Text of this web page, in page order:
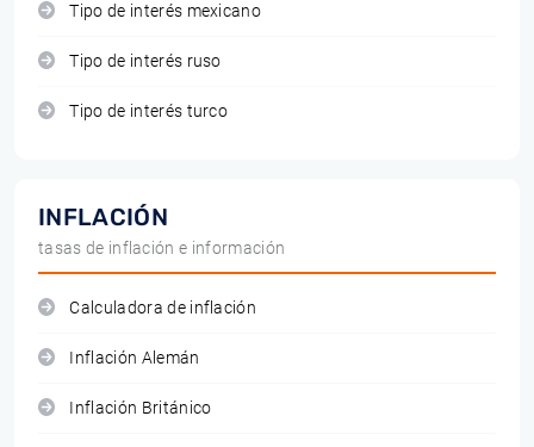
Tipo de interés mexicano
Tipo de interés ruso
Tipo de interés turco
INFLACIÓN
tasas de inflación e información
Calculadora de inflación
Inflación Alemán
Inflación Británico